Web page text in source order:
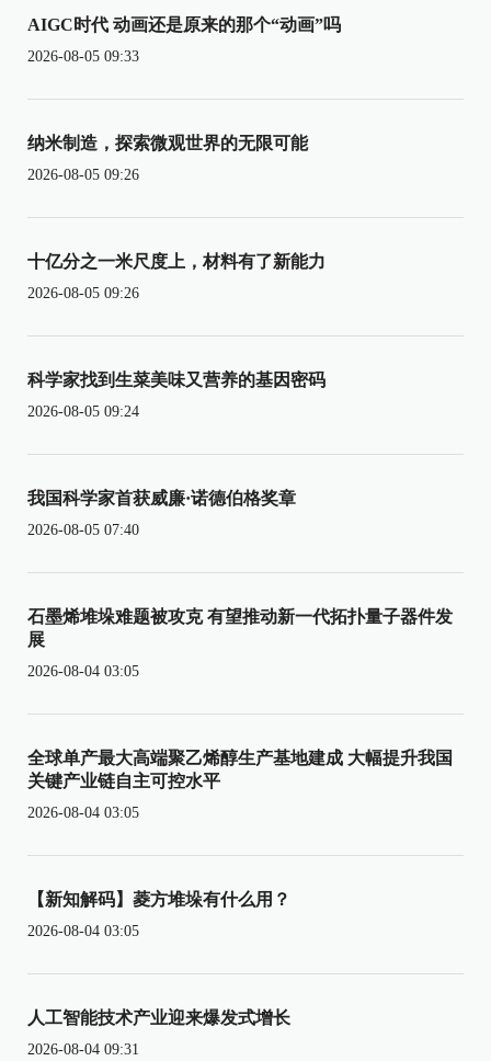
AIGC时代 动画还是原来的那个“动画”吗
2026-08-05 09:33
纳米制造，探索微观世界的无限可能
2026-08-05 09:26
十亿分之一米尺度上，材料有了新能力
2026-08-05 09:26
科学家找到生菜美味又营养的基因密码
2026-08-05 09:24
我国科学家首获威廉·诺德伯格奖章
2026-08-05 07:40
石墨烯堆垛难题被攻克 有望推动新一代拓扑量子器件发
展
2026-08-04 03:05
全球单产最大高端聚乙烯醇生产基地建成 大幅提升我国
关键产业链自主可控水平
2026-08-04 03:05
【新知解码】菱方堆垛有什么用？
2026-08-04 03:05
人工智能技术产业迎来爆发式增长
2026-08-04 09:31